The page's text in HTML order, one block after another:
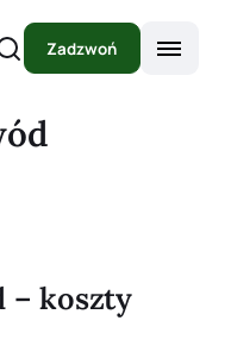
Zadzwoń
– koszty